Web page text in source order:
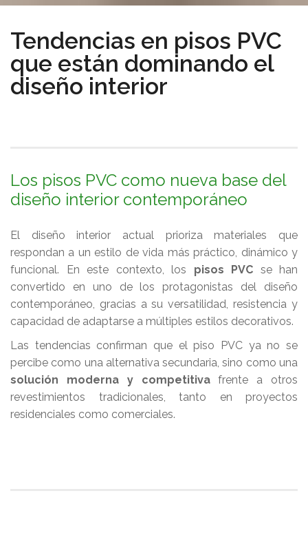
Tendencias en pisos PVC
que están dominando el
diseño interior
Los pisos PVC como nueva base del
diseño interior contemporáneo
El diseño interior actual prioriza materiales que
respondan a un estilo de vida más práctico, dinámico y
funcional. En este contexto, los pisos PVC se han
convertido en uno de los protagonistas del diseño
contemporáneo, gracias a su versatilidad, resistencia y
capacidad de adaptarse a múltiples estilos decorativos.
Las tendencias confirman que el piso PVC ya no se
percibe como una alternativa secundaria, sino como una
solución moderna y competitivafrente a otros
revestimientos tradicionales, tanto en proyectos
residenciales como comerciales.